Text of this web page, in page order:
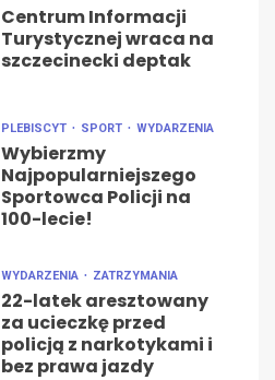
Centrum Informacji
Turystycznej wraca na
szczecinecki deptak
PLEBISCYT SPORT WYDARZENIA
Wybierzmy
Najpopularniejszego
Sportowca Policji na
100-lecie!
WYDARZENIA ZATRZYMANIA
22-latek aresztowany
za ucieczkę przed
policją z narkotykami i
bez prawa jazdy